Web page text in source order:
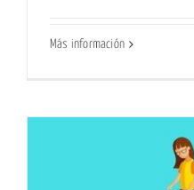
Más información